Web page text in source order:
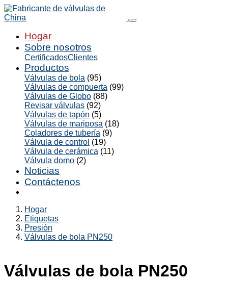
Hogar
Sobre nosotros
CertificadosClientes
Productos
Válvulas de bola (95)
Válvulas de compuerta (99)
Válvulas de Globo (88)
Revisar válvulas (92)
Válvulas de tapón (5)
Válvulas de mariposa (18)
Coladores de tubería (9)
Válvula de control (19)
Válvula de cerámica (11)
Válvula domo (2)
Noticias
Contáctenos
Hogar
Etiquetas
Presión
Válvulas de bola PN250
Válvulas de bola PN250